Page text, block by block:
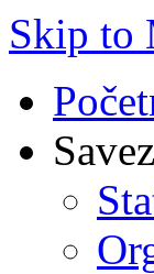
Skip to
Savez